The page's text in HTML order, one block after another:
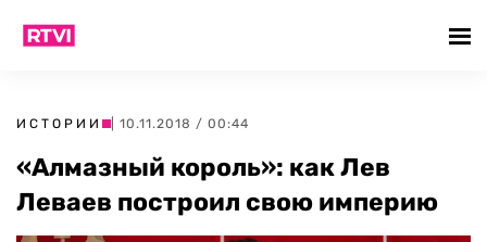
ИСТОРИИ | 10.11.2018 / 00:44
«Алмазный король»: как Лев
Леваев построил свою империю